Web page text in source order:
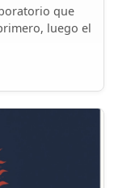
que
luego el